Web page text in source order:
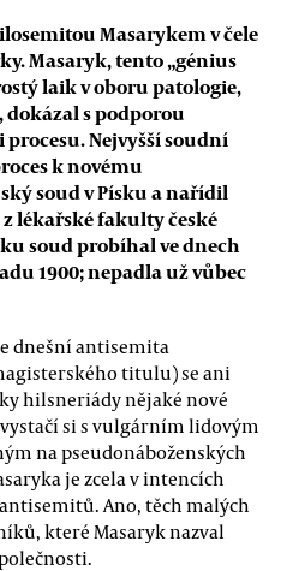
Masarykem v čele
Masaryk, tento „génius
laik v oboru patologie,
s podporou
Nejvyšší soudní
k novému
soud v Písku a nařídil
lékařské fakulty české
soud probíhal ve dnech
1900; nepadla už vůbec
dnešní antisemita
titulu) se ani
hilsneriády nějaké nové
si s vulgárním lidovým
na pseudonáboženských
je zcela v intencích
Ano, těch malých
které Masaryk nazval